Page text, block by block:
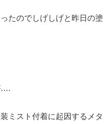
たのでしげしげと昨日の塗
….
ミスト付着に起因するメタ